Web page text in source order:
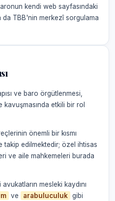
kendi web sayfasındaki
TBB'nin merkezî sorgulama
ve baro örgütlenmesi,
kavuşmasında etkili bir rol
önemli bir kısmı
takip edilmektedir; özel ihtisas
ve aile mahkemeleri burada
mesleki kaydını
ve arabuluculuk gibi